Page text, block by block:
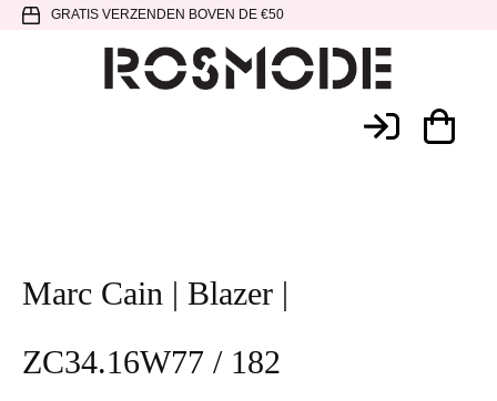
Spring
hoofdnavigatie
Door
SpringGRATIS VERZENDEN BOVEN DE €50
Marc Cain | Blazer |
ZC34.16W77 / 182